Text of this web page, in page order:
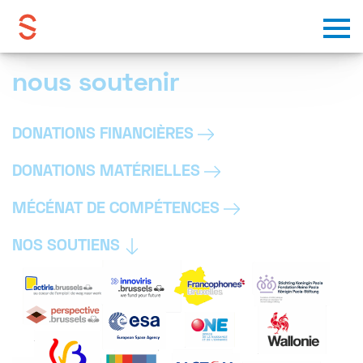
nous soutenir
DONATIONS FINANCIÈRES
DONATIONS MATÉRIELLES
MÉCÉNAT DE COMPÉTENCES
NOS SOUTIENS